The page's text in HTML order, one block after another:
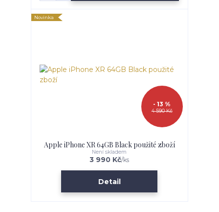
Novinka
4 590 Kč
- 13 %
Apple iPhone XR 64GB Black použité zboží
3 990 Kč/ks
Není skladem
Detail